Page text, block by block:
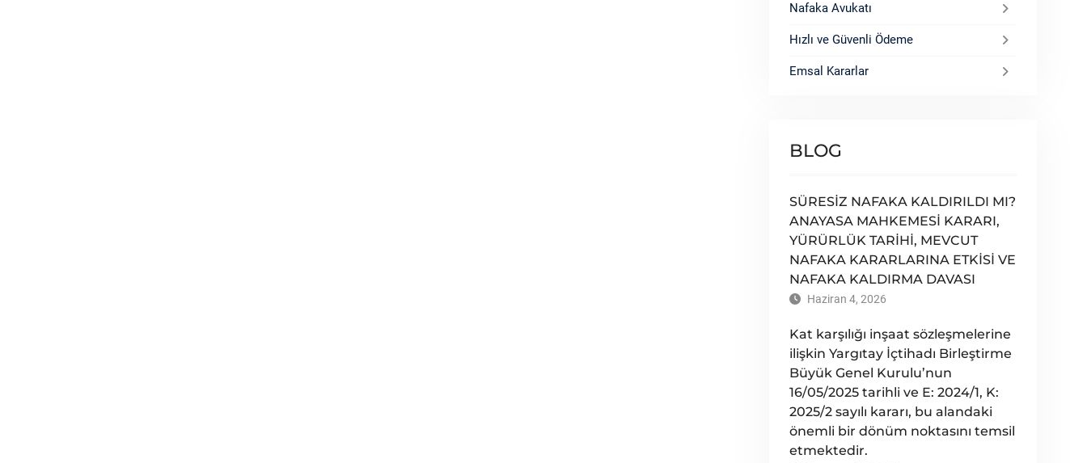
Nafaka Avukatı
Hızlı ve Güvenli Ödeme
Emsal Kararlar
BLOG
SÜRESİZ NAFAKA KALDIRILDI MI?
ANAYASA MAHKEMESİ KARARI,
YÜRÜRLÜK TARİHİ, MEVCUT
NAFAKA KARARLARINA ETKİSİ VE
NAFAKA KALDIRMA DAVASI
Haziran 4, 2026
Kat karşılığı inşaat sözleşmelerine
ilişkin Yargıtay İçtihadı Birleştirme
Büyük Genel Kurulu’nun
16/05/2025 tarihli ve E: 2024/1, K:
2025/2 sayılı kararı, bu alandaki
önemli bir dönüm noktasını temsil
etmektedir.